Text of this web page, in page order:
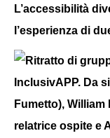
L’accessibilità
l’esperienza di